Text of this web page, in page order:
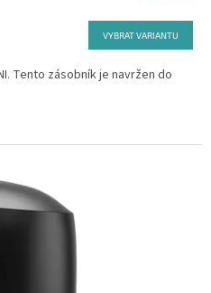
VYBRAT VARIANTU
Tento zásobník je navržen do